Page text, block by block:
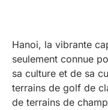
Hanoi, la vibrante
seulement connue
sa culture et de sa
terrains de golf de
de terrains de